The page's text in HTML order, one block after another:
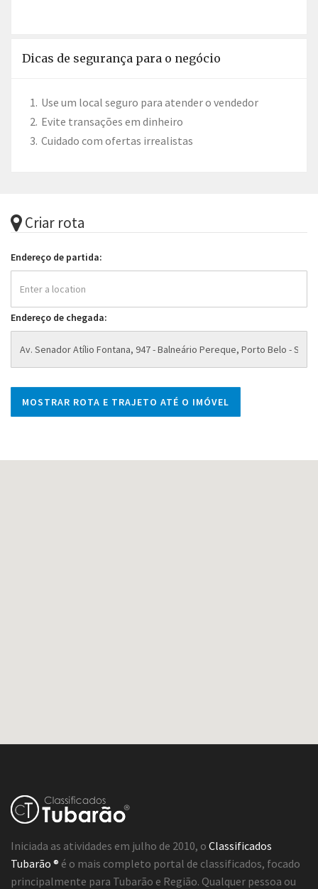
Dicas de segurança para o negócio
Use um local seguro para atender o vendedor
Evite transações em dinheiro
Cuidado com ofertas irrealistas
Criar rota
Endereço de partida:
Endereço de chegada:
Iniciada as atividades em julho de 2010, o Classificados
Tubarão ® é o mais completo portal de classificados, focado
principalmente para Tubarão e Região. Qualquer pessoa ou